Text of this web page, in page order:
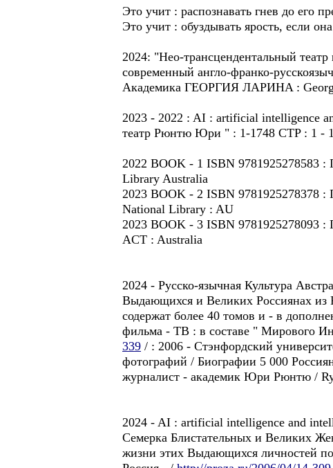
Этo учит : распознавать гнев до его
Этo учит : обуздывать ярость, если
2024: "Нео-трансцендентальный
современный англо-франко-
Академикa ГЕОРГИЯ ЛАРИНA :
2023 - 2022 : AI : artificial intelligence
театр Рюнтю Юри " : 1-1748 CTP : 1 -
2022 BOOK - 1 ISBN 9781925278583 :
Library Australia
2023 BOOK - 2 ISBN 9781925278378 :
National Library : AU
2023 BOOK - 3 ISBN 9781925278093 :
ACT : Australia
2024 - Русско-язычная Культура
Выдающихся и Великих Россиянах
содержат более 40 томов и - в
фильма - ТВ : в составе " Мирового
339 / : 2006 - Стэнфордский
фотографий / Биографии 5 000
журналист - академик Юри Рюнтю /
2024 - AI : artificial intelligence and
Семерка Блистательных и Великих
жизни этих Выдающихся личностей